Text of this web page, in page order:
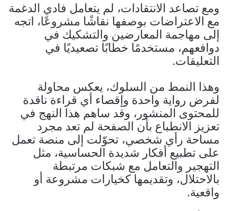
ومع تصاعد الانتقادات، لم يتعامل فادي الدغمة
مع الاعتراضات بوصفها نقاشًا مشروعًا، اتجه
إلى مهاجمة المعارضين والتشكيك في
دوافعهم، مستخدمًا خطابًا تصعيديًا في
التعليقات.
وهذا النمط من السلوك، يعكس محاولة
لفرض رواية واحدة وإقصاء أي قراءة ناقدة
للمحتوى المنشور، وقد ساهم هذا النهج في
تعزيز الانطباع بأن الصفحة لم تعد مجرد
مساحة رأي شخصي، تحوّلت إلى منصة تعمل
على تطبيع أفكار شديدة الحساسية، مثل
التهجير والتعامل مع شبكات مرتبطة
بالاحتلال، وتقديمها كخيارات مشروعة أو
واقعية.